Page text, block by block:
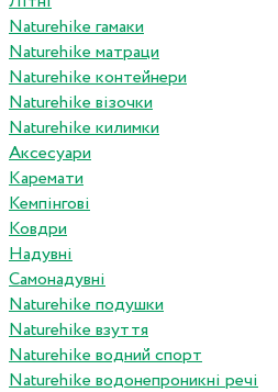
Naturehike гамаки
Naturehike матраци
Naturehike контейнери
Naturehike візочки
Naturehike килимки
Аксесуари
Каремати
Кемпінгові
Ковдри
Надувні
Самонадувні
Naturehike подушки
Naturehike взуття
Naturehike водний спорт
Naturehike водонепроникні речі